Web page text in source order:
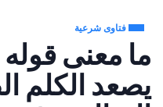
فتاوى شرعية
ما معنى قوله
يصعد الكلم